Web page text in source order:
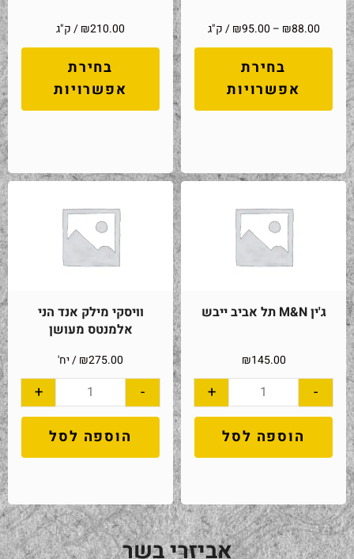
₪88.00
–
₪95.00 / ק"ג
בחירת
אפשרויות
₪210.00 / ק"ג
בחירת
אפשרויות
ג'ין M&N תל אביב ייבש
₪145.00
-
+
הוספה לסל
וויסקי מילק אנד הני
אלמנטס מעושן
₪275.00 / יח'
-
+
הוספה לסל
אביזרי בשר